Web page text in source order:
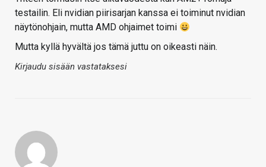
testailin. Eli nvidian piirisarjan kanssa ei toiminut nvidian
näytönohjain, mutta AMD ohjaimet toimi
Mutta kyllä hyvältä jos tämä juttu on oikeasti näin.
Kirjaudu sisään vastataksesi